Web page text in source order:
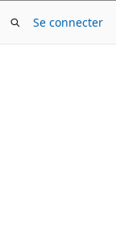
Se connecter